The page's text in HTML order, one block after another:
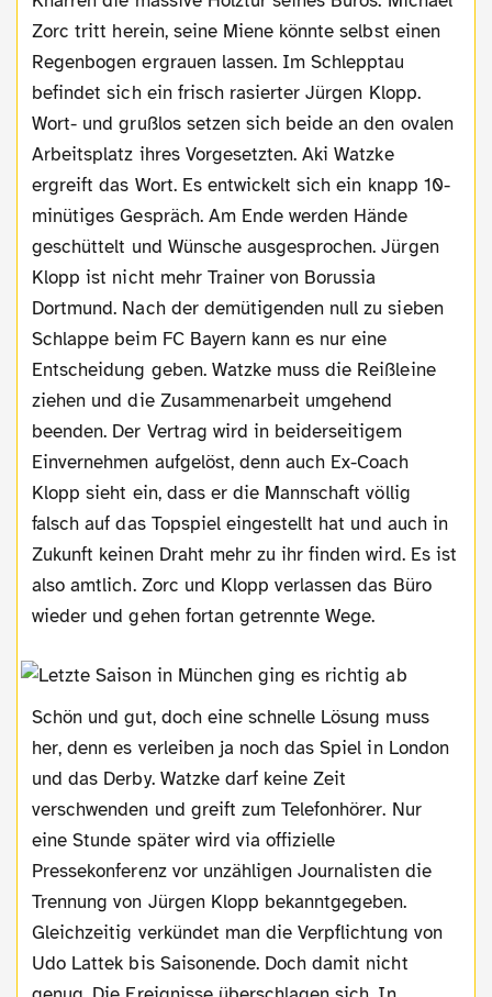
Zorc tritt herein, seine Miene könnte selbst einen
Regenbogen ergrauen lassen. Im Schlepptau
befindet sich ein frisch rasierter Jürgen Klopp.
Wort- und grußlos setzen sich beide an den ovalen
Arbeitsplatz ihres Vorgesetzten. Aki Watzke
ergreift das Wort. Es entwickelt sich ein knapp 10-
minütiges Gespräch. Am Ende werden Hände
geschüttelt und Wünsche ausgesprochen. Jürgen
Klopp ist nicht mehr Trainer von Borussia
Dortmund. Nach der demütigenden null zu sieben
Schlappe beim FC Bayern kann es nur eine
Entscheidung geben. Watzke muss die Reißleine
ziehen und die Zusammenarbeit umgehend
beenden. Der Vertrag wird in beiderseitigem
Einvernehmen aufgelöst, denn auch Ex-Coach
Klopp sieht ein, dass er die Mannschaft völlig
falsch auf das Topspiel eingestellt hat und auch in
Zukunft keinen Draht mehr zu ihr finden wird. Es ist
also amtlich. Zorc und Klopp verlassen das Büro
wieder und gehen fortan getrennte Wege.
Schön und gut, doch eine schnelle Lösung muss
her, denn es verleiben ja noch das Spiel in London
und das Derby. Watzke darf keine Zeit
verschwenden und greift zum Telefonhörer. Nur
eine Stunde später wird via offizielle
Pressekonferenz vor unzähligen Journalisten die
Trennung von Jürgen Klopp bekanntgegeben.
Gleichzeitig verkündet man die Verpflichtung von
Udo Lattek bis Saisonende. Doch damit nicht